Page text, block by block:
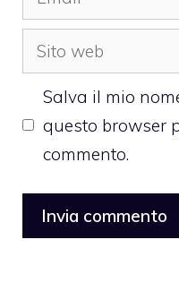
Sito
web
Salva il mio
questo browser
commento.